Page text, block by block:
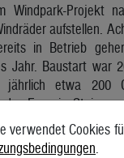
Windpark-Projekt
aufstellen.
in Betrieb
Jahr. Baustart war
etwa 200
Energie
Green Power GmbH.
verwendet Cookies
.